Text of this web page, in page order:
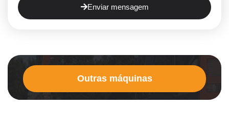
Enviar mensagem
Outras máquinas